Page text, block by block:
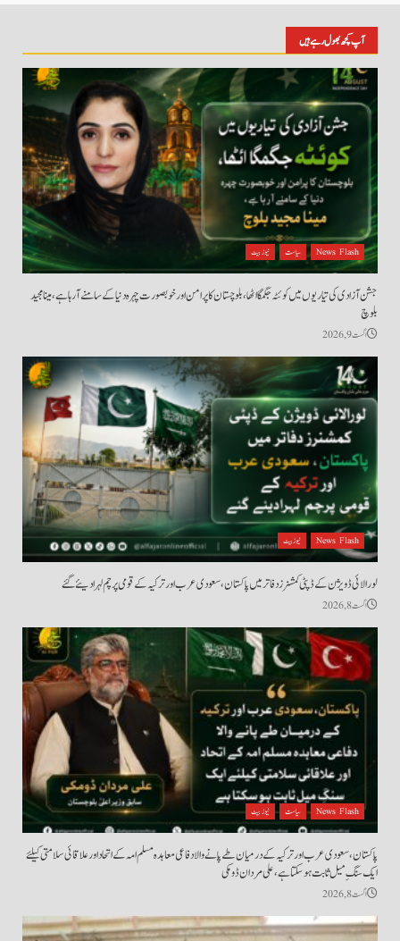
آپ کچھ بھول رہے ہیں
News Flash سیاست نیوز بیٹ
جشن آزادی کی تیاریوں میں کوئٹہ جگمگا اٹھا، بلوچستان کا پرامن اور خوبصورت چہرہ دنیا کے سامنے آ رہا ہے، مینا مجید
بلوچ
اگست 9, 2026
News Flash نیوز بیٹ
لورالائی ڈویژن کے ڈپٹی کمشنرز دفاتر میں پاکستان، سعودی عرب اور ترکیہ کے قومی پرچم لہرا دیئے گئے
اگست 8, 2026
News Flash سیاست نیوز بیٹ
پاکستان، سعودی عرب اور ترکیہ کے درمیان طے پانے والا دفاعی معاہدہ مسلم امہ کے اتحاد اور علاقائی سلامتی کیلئے
ایک سنگِ میل ثابت ہو سکتا ہے، علی مردان ڈومکی
اگست 8, 2026